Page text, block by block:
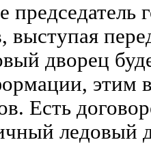
дворец
этим
Есть
ледовый